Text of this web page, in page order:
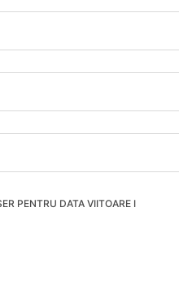
PENTRU DATA VIITOARE I